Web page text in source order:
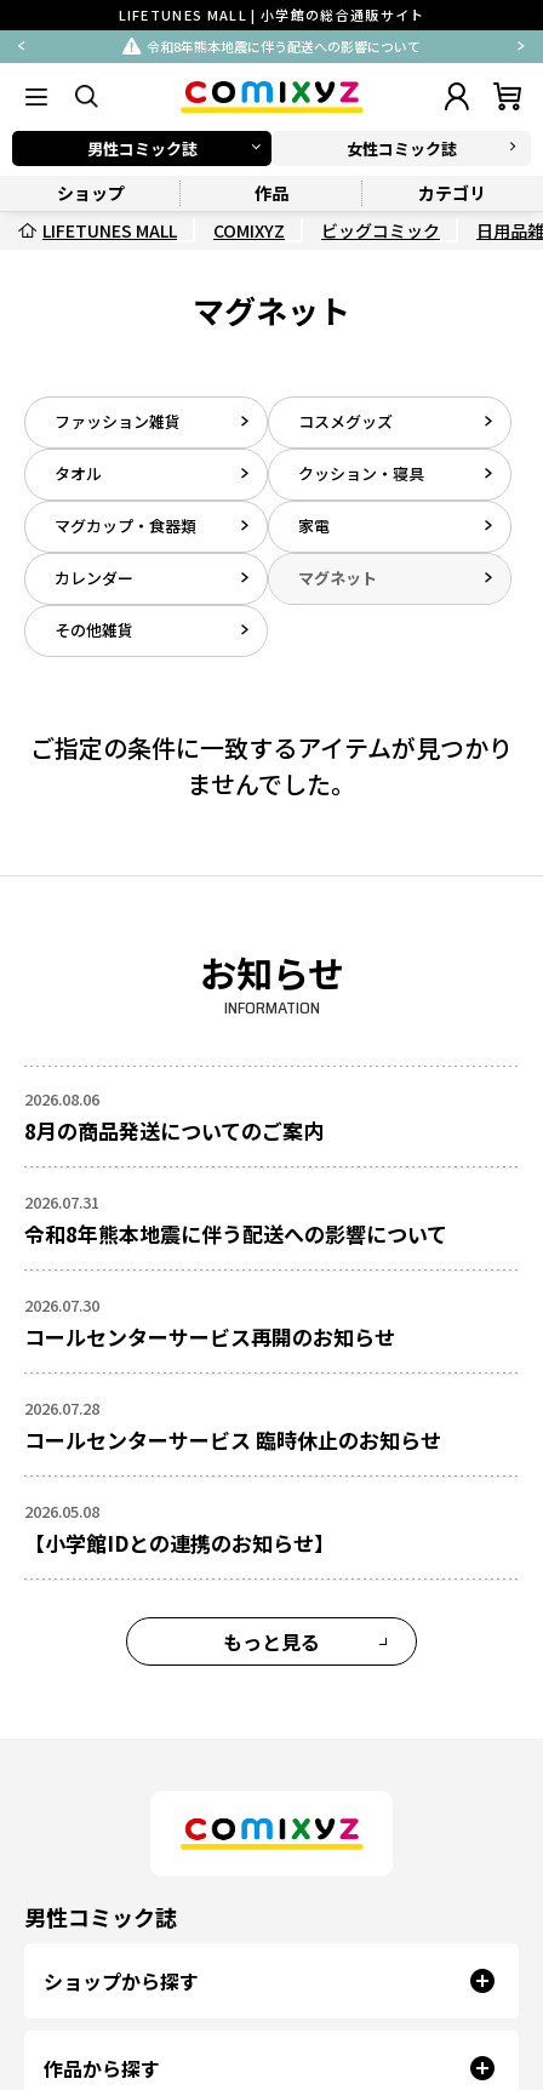
LIFETUNES MALL | 小学館の総合通販サイト
令和8年熊本地震に伴う配送への影響について
男性コミック誌 女性コミック誌
ショップ 作品
カテゴリ
LIFETUNES MALL
COMIXYZ ビッグコミック 日用品
マグネット
ファッション雑貨 コスメグッズ
タオル クッション・寝具
マグカップ・食器類 家電
カレンダー マグネット
その他雑貨
ご指定の条件に一致するアイテムが見つかり
ませんでした。
お知らせ
INFORMATION
2026.08.06
8月の商品発送についてのご案内
2026.07.31
令和8年熊本地震に伴う配送への影響について
2026.07.30
コールセンターサービス再開のお知らせ
2026.07.28
コールセンターサービス 臨時休止のお知らせ
2026.05.08
【小学館IDとの連携のお知らせ】
もっと見る
男性コミック誌
ショップから探す
作品から探す